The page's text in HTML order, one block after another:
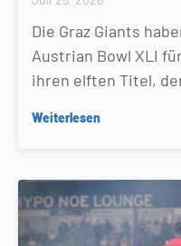
Die Graz Giants
Austrian Bowl XLI
ihren elften Titel,
Weiterlesen